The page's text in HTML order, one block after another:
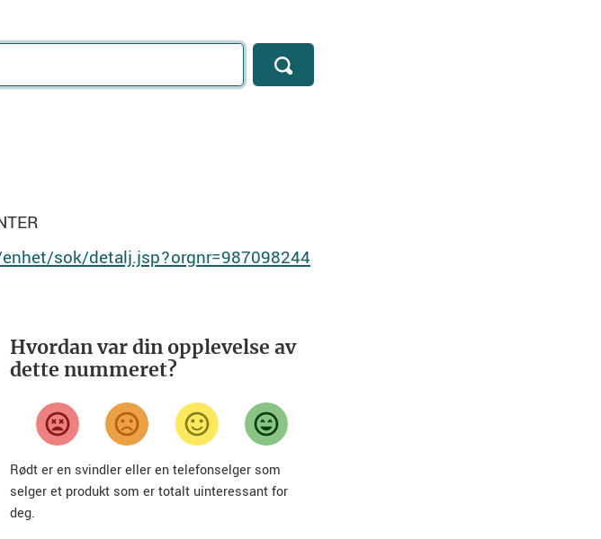
sok/detalj.jsp?orgnr=987098244
Hvordan var din opplevelse av
dette nummeret?
Rødt er en svindler eller en telefonselger som
selger et produkt som er totalt uinteressant for
deg.